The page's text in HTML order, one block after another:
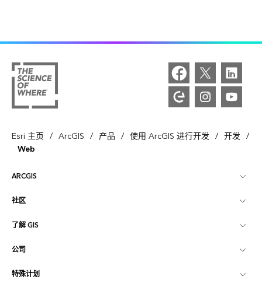
Esri 主页 / ArcGIS / 产品 / 使用 ArcGIS 进行开发 / 开发 /
Web
ARCGIS
ArcGIS 概览
制图
社区
Esri 社区
ArcGIS 博客
了解 GIS
什么是 GIS？
位置智能
公司
关于 Esri
特殊计划